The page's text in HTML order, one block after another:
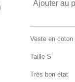
Ajouter au
Veste en
Taille S
Très bon état